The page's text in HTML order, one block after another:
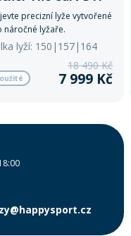
precizní lyže vytvořené
náročné lyžaře.
lyží: 150|157|164
18 490 Kč
7 999 Kč